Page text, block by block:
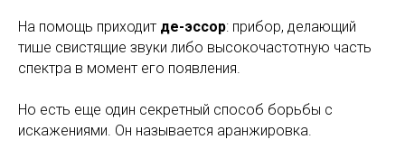
На помощь приходит де-эссор: прибор, делающий
тише свистящие звуки либо высокочастотную часть
спектра в момент его появления.
Но есть еще один секретный способ борьбы с
искажениями. Он называется аранжировка.